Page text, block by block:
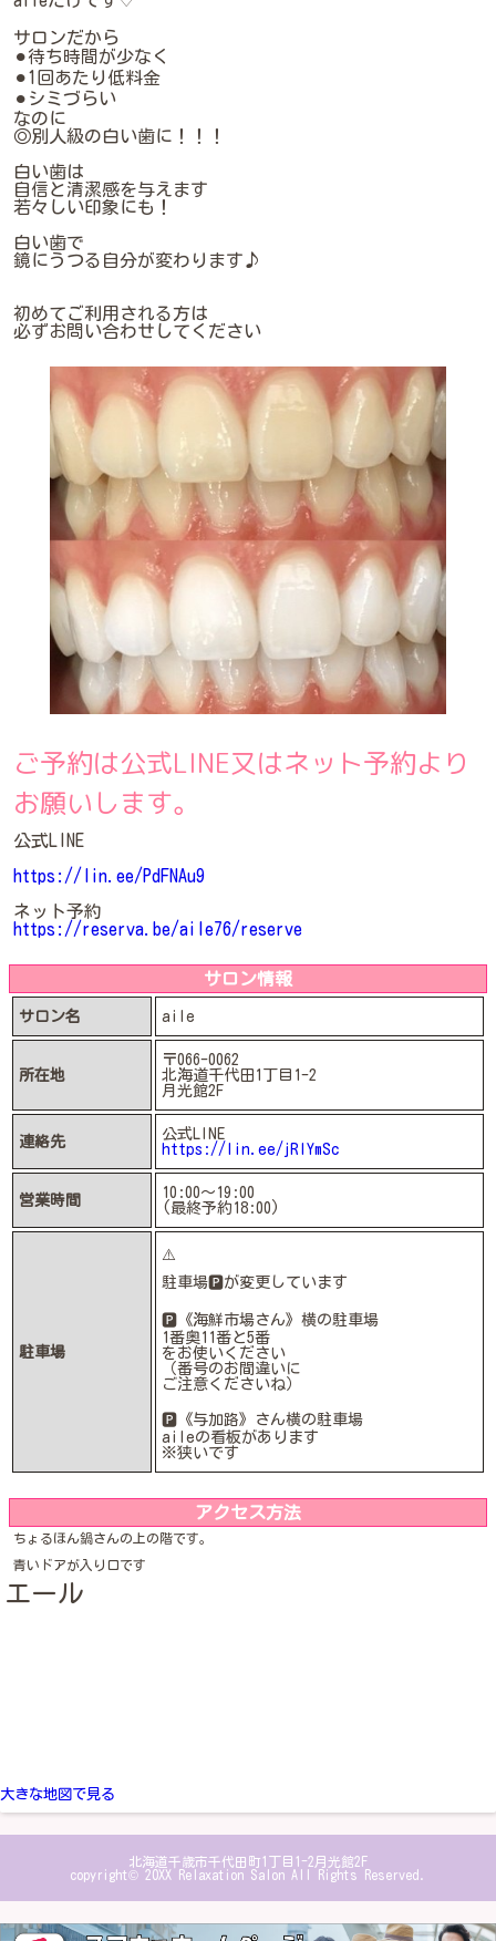
サロンだから
⚫︎待ち時間が少なく
⚫︎1回あたり低料金
⚫︎シミづらい
なのに
◎別人級の白い歯に！！！
白い歯は
自信と清潔感を与えます
若々しい印象にも！
白い歯で
鏡にうつる自分が変わります♪
初めてご利用される方は
必ずお問い合わせしてください
ご予約は公式LINE又はネット予約より
お願いします。
公式LINE
https://lin.ee/PdFNAu9
ネット予約
https://reserva.be/aile76/reserve
サロン情報
サロン名 aile
所在地
〒066-0062
北海道千代田1丁目1-2
月光館2F
連絡先
公式LINE
https://lin.ee/jRIYmSc
営業時間
10:00〜19:00
(最終予約18:00)
駐車場
⚠️
駐車場🅿️が変更しています
🅿️《海鮮市場さん》横の駐車場
1番奥11番と5番
をお使いください
（番号のお間違いに
ご注意くださいね）
🅿️《与加路》さん横の駐車場
aileの看板があります
※狭いです
アクセス方法
ちょるほん鍋さんの上の階です。
青いドアが入り口です
エール
大きな地図で見る
北海道千歳市千代田町1丁目1-2月光館2F
copyright© 20XX Relaxation Salon All Rights Reserved.